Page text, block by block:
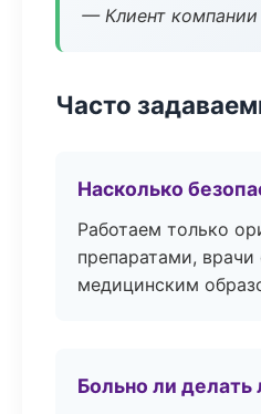
— Клиент компании
Часто
Насколько
Работаем только
препаратами,
медицинским
Больно ли делать